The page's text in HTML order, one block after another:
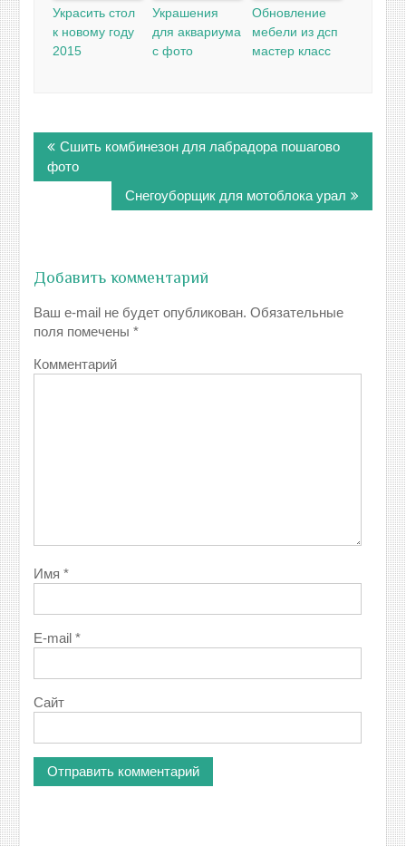
Украсить стол
к новому году
2015
Украшения
для аквариума
с фото
Обновление
мебели из дсп
мастер класс
по
записям
Сшить комбинезон для лабрадора пошагово
фото
Снегоуборщик для мотоблока урал
Добавить комментарий
Ваш e-mail не будет опубликован. Обязательные
поля помечены*
Комментарий
Имя*
E-mail*
Сайт